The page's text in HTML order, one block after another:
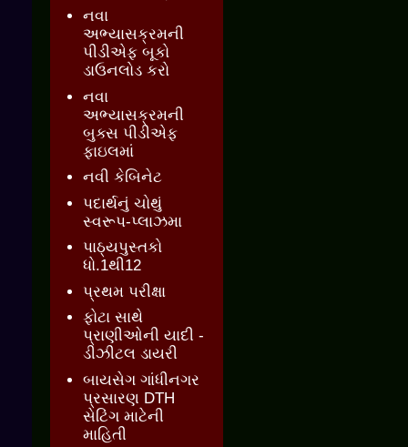
નવા
અભ્યાસક્રમની
પીડીએફ બૂકો
ડાઉનલોડ કરો
નવા
અભ્યાસક્રમની
બુક્સ પીડીએફ
ફાઇલમાં
નવી કેબિનેટ
પદાર્થનું ચોથું
સ્વરૂપ-પ્લાઝમા
પાઠ્યપુસ્તકો
ધો.1થી12
પ્રથમ પરીક્ષા
ફોટા સાથે
પ્રાણીઓની યાદી -
ડીઝીટલ ડાયરી
બાયસેગ ગાંધીનગર
પ્રસારણ DTH
સેટિંગ માટેની
માહિતી